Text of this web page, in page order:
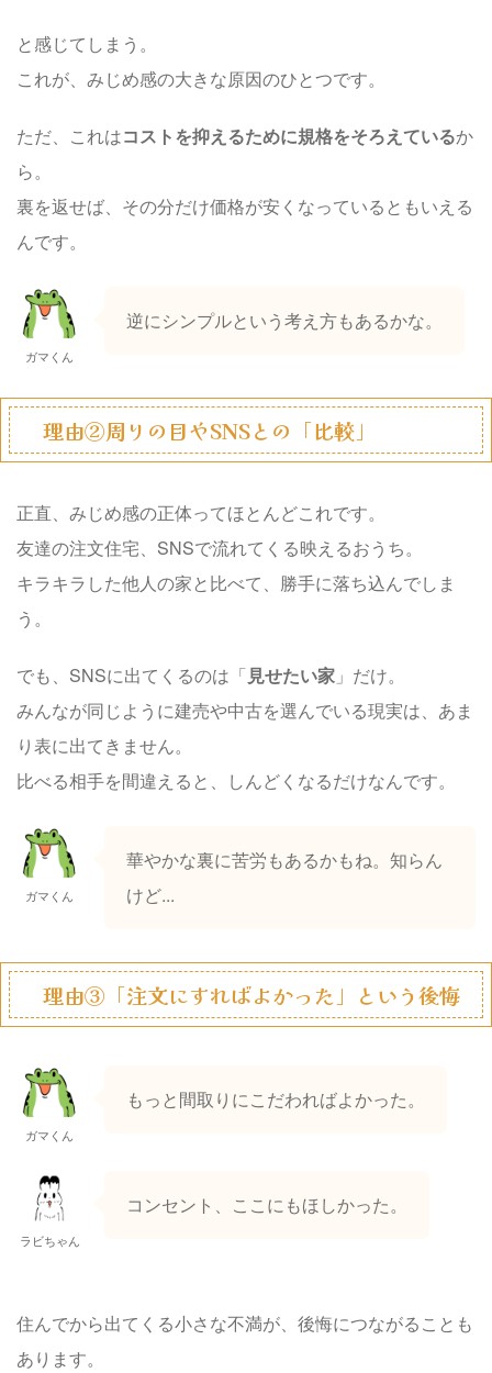
と感じてしまう。
これが、みじめ感の大きな原因のひとつです。
ただ、これはコストを抑えるために規格をそろえているか
ら。
裏を返せば、その分だけ価格が安くなっているともいえる
んです。
ガマくん
逆にシンプルという考え方もあるかな。
理由②周りの目やSNSとの「比較」
正直、みじめ感の正体ってほとんどこれです。
友達の注文住宅、SNSで流れてくる映えるおうち。
キラキラした他人の家と比べて、勝手に落ち込んでしま
う。
でも、SNSに出てくるのは「見せたい家 」だけ。
みんなが同じように建売や中古を選んでいる現実は、あま
り表に出てきません。
比べる相手を間違えると、しんどくなるだけなんです。
ガマくん
華やかな裏に苦労もあるかもね。知らん
けど...
理由③「注文にすればよかった」という後悔
ガマくん
もっと間取りにこだわればよかった。
ラビちゃん
コンセント、ここにもほしかった。
住んでから出てくる小さな不満が、後悔につながることも
あります。